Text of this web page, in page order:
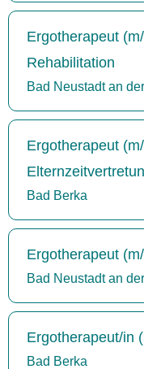
Ergotherapeut
Rehabilitation
Bad Neustadt an
Ergotherapeut
Bad Berka
Ergotherapeut
Bad Neustadt an
Ergotherapeut/in
Bad Berka